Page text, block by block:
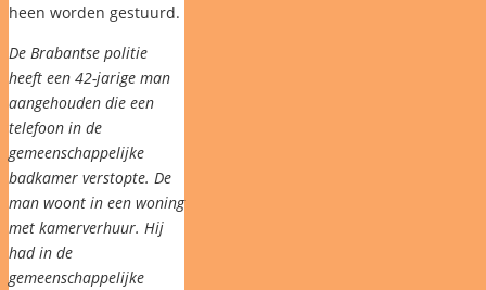
heen worden gestuurd.
De Brabantse politie
heeft een 42-jarige man
aangehouden die een
telefoon in de
gemeenschappelijke
badkamer verstopte. De
man woont in een woning
met kamerverhuur. Hij
had in de
gemeenschappelijke